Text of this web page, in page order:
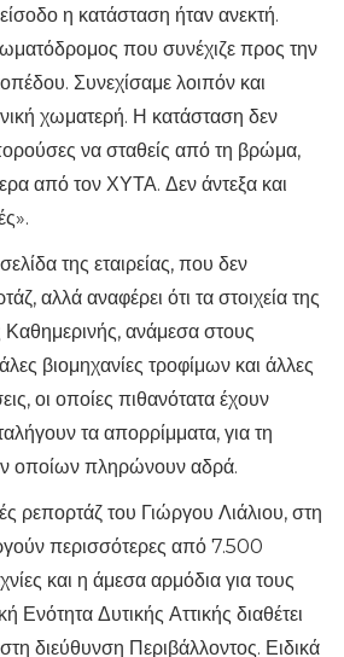
η κατάσταση ήταν ανεκτή.
που συνέχιζε προς την
Συνεχίσαμε λοιπόν και
χωματερή. Η κατάσταση δεν
να σταθείς από τη βρώμα,
από τον ΧΥΤΑ. Δεν άντεξα και
της εταιρείας, που δεν
αλλά αναφέρει ότι τα στοιχεία της
Καθημερινής, ανάμεσα στους
βιομηχανίες τροφίμων και άλλες
οι οποίες πιθανότατα έχουν
τα απορρίμματα, για τη
οποίων πληρώνουν αδρά.
ρεπορτάζ του Γιώργου Λιάλιου, στη
περισσότερες από 7.500
και η άμεσα αρμόδια για τους
Ενότητα Δυτικής Αττικής διαθέτει
διεύθυνση Περιβάλλοντος. Ειδικά